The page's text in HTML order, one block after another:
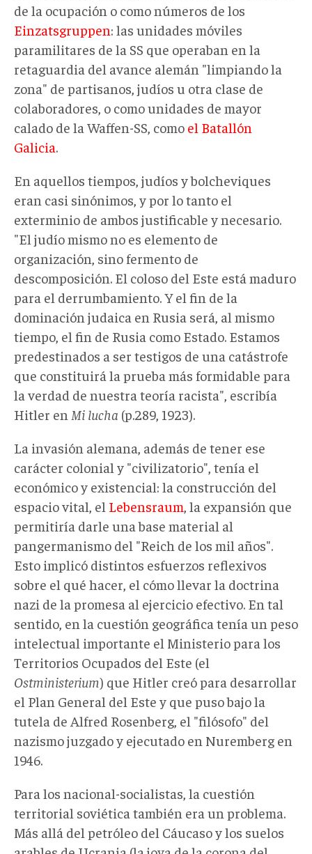
de la ocupación o como números de los
Einzatsgruppen: las unidades móviles
paramilitares de la SS que operaban en la
retaguardia del avance alemán "limpiando la
zona" de partisanos, judíos u otra clase de
colaboradores, o como unidades de mayor
calado de la Waffen-SS, como el Batallón
Galicia.
En aquellos tiempos, judíos y bolcheviques
eran casi sinónimos, y por lo tanto el
exterminio de ambos justificable y necesario.
"El judío mismo no es elemento de
organización, sino fermento de
descomposición. El coloso del Este está maduro
para el derrumbamiento. Y el fin de la
dominación judaica en Rusia será, al mismo
tiempo, el fin de Rusia como Estado. Estamos
predestinados a ser testigos de una catástrofe
que constituirá la prueba más formidable para
la verdad de nuestra teoría racista", escribía
Hitler en Mi lucha (p.289, 1923).
La invasión alemana, además de tener ese
carácter colonial y "civilizatorio", tenía el
económico y existencial: la construcción del
espacio vital, el Lebensraum , la expansión que
permitiría darle una base material al
pangermanismo del "Reich de los mil años".
Esto implicó distintos esfuerzos reflexivos
sobre el qué hacer, el cómo llevar la doctrina
nazi de la promesa al ejercicio efectivo. En tal
sentido, en la cuestión geográfica tenía un peso
intelectual importante el Ministerio para los
Territorios Ocupados del Este (el
Ostministerium) que Hitler creó para desarrollar
el Plan General del Este y que puso bajo la
tutela de Alfred Rosenberg, el "filósofo" del
nazismo juzgado y ejecutado en Nuremberg en
1946.
Para los nacional-socialistas, la cuestión
territorial soviética también era un problema.
Más allá del petróleo del Cáucaso y los suelos